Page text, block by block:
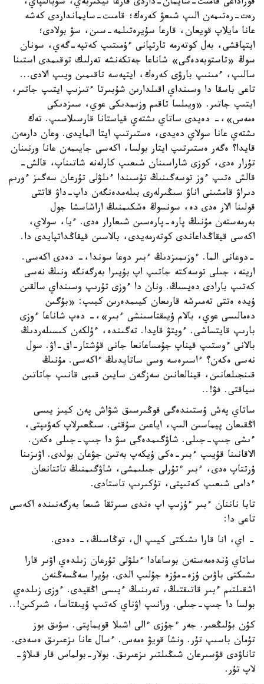
قوراداعى قامىت-سايمان-داردى قارعا تيگىزبەي، شۇبالتپاي،
رەت-رەتىمەن الىپ شىعۋ كەرەك؛ قامىت-سايمانداردى كەشە
عانا مايلاپ قويعان، قارعا سۇيرەتىلمە-سىن، سۋ بولادى؛
ايتپاقشى، بەل كوتەرمە تارتپانى ءۇمىتىپ كەتپە-گەي، سونان
سوڭ «تاستوبەدەگى» شاناعا جەتكەنشە تەرلىك توقىمدى استىنا
سالىپ، ءمىنىپ بارۋى كەرەك، ايتپەسە تاقىمىن ويىپ الادى...
تاعى باسقا دا وسىنداي اقىلدارىن شۇبىرتا ءتىزىپ ايتىپ جاتىر،
ايتىپ جاتىر. «ويىلسا تاقىم وزىمدىكى عوي، سىزدىكى
ەمەس»،- دەيدى ساتاي ىشتەي قياستانا قارسىلاسىپ. تەك
ىشتەي عانا سولاي دەيدى، ەستىرتىپ ايتا المايدى. وعان دارمەن
قايدا؟ ەگەر ەستىرتىپ ايتار بولسا، اكەسى جايىمەن عانا ورنىنان
تۇرار ەدى، كوزى شاراسىنان شىعىپ كارلەنە شاتىناپ، قالش-
قالش ەتىپ ءوز توسەگىنىڭ تۇسىندا ءىلۋلى تۇرعان سەگىز ءورىم
دىراۋ قامشىنى اناۋ سىڭىرلەرى بىلەمدەنگەن داپ-داۋ قاتتى
قولىنا الار ەدى دە، سونسوڭ ەشكىمنىڭ اراشاسشا جول
بەرمەستەن مۇنىڭ پارە-پارەسىن شىعارار ەدى. ءيا، سولاي،
اكەسى قيقاڭداعاندى كوتەرمەيدى، بالاسىن قيقاڭداتپايدى دا.
-دوعانى الما. ءوزىمىزدىڭ ءبىر دوعا سوندا،- دەدى اكەسى.
ارينە، جىلى توسەكتە جاتىپ اپ بۇيىرا بەرگەنگە ونىڭ نەسى
كەتىپ بارادى دەيسىڭ. ونان دا ءوزى تۇرىپ وسىنداي سالقىن
ۇيدە ەتتى تەمىرشە قارىعان كيىمدەرىن كيىپ: «بۇگىن
دەمالىسى عوي، بالام ۇيىقتاسىنشى ءبىر»،- دەپ شاناعا ءوزى
بارىپ قايتساشى. ءويتۋ قايدا. تەگىندە، ءۇلكەن كىسىلەردىڭ
بالانى ءوستىپ قيناپ جۇمساعانعا جانى قۇشتار-اق-اۋ. سول
نەسى ەكەن؟ ءاسىرەسە وسى ساتايدىڭ ءاكەسى. مۇنىڭ
قىنجىلعانىن، قينالعانىن سەزگەن سايىن قىبى قانىپ جاتاتىن
سياقتى. فۋ!..
ساتاي پەش ۇستىندەگى قوڭىرسىق شۋاش پەن كيىز يىسى
اڭقىعان پيماسىن الىپ، اياعىن سۇقتى. سىڭعىرلاپ كەۋىپتى،
ءىشى جىپ-جىلى. شاۋگىمدەگى سۋ دا جىپ-جىلى ەكەن.
الاقانىنا قۇيىپ ءبىر-ەكى ۇيكەپ بەتىن جۋعان بولدى. اۋىزىنا
ۇرتتاپ ەدى، ءبىر ءتۇرلى جىلىمشى، شاۋگىمنىڭ تاتتانعان
ءدامى شىعىپ كەتىپتى، تۇكىرىپ تاستادى.
تابا ناننان ءبىر ءۇزىپ اپ ەندى سىرتقا شىعا بەرگەنىندە اكەسى
تاعى دا:
- اي، انا قارا ىشىكتى كيىپ ال، توڭاسىڭ،- دەدى.
ساتاي ۇندەمەستەن بوساعادا ءىلۋلى تۇرعان زىلدەي اۋىر قارا
ىشىكتى باۋىن ۇزە-مۇزە جۇلىپ الدى. بۇيرا سەڭسەڭنەن
اشقىلتىم ءبىر قاتىقتىڭ، تەرىنىڭ ءيىسى اڭقيدى. ءوزى زىلدەي
بولسا دا جىپ-جىلى. ورانىپ اۋناي كەتىپ ۇيىقتاسا، شىركىن!..
كۇن بۇلىڭعىر. جەر ءجۇزى ءالى اشىلا قويماپتى. سۋىق بوز
تۇمان باسىپ تۇر. ونشا قويۋ ەمەس. ءسال عانا ىزعىرىق ەسەدى.
تاناۋدى قۋسىرعان شىڭىلتىر ىزعىرىق. بولار-بولماس قار قىلاۋ-
لاپ تۇر.